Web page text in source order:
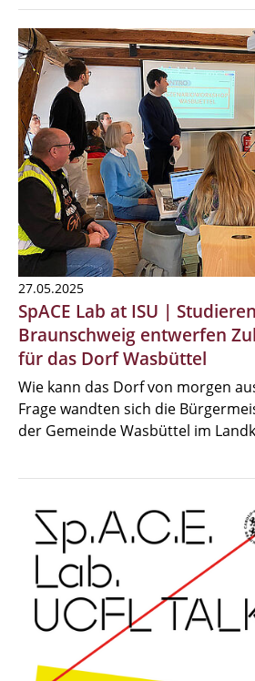
27.05.2025
SpACE Lab at ISU |
Braunschweig entwerfen
für das Dorf Wasbüttel
Wie kann das Dorf von morgen
Frage wandten sich die
der Gemeinde Wasbüttel im